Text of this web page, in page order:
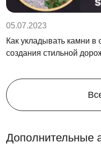
05.07.2023
Как укладывать камни в
создания стильной
Дополнительные